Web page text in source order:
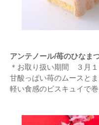
アンテノール/苺のひなま
＊お取り扱い期間 ３月
甘酸っぱい苺のムースと
軽い食感のビスキュイで巻